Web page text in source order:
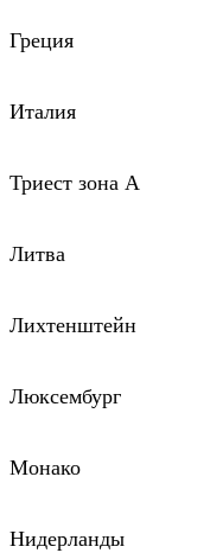
Греция
Италия
Триест зона А
Литва
Лихтенштейн
Люксембург
Монако
Нидерланды